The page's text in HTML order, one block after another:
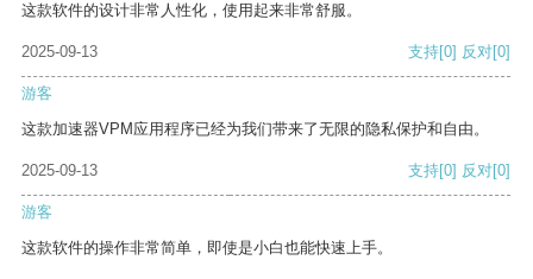
这款软件的设计非常人性化，使用起来非常舒服。
2025-09-13 支持[0] 反对[0]
游客
这款加速器VPM应用程序已经为我们带来了无限的隐私保护和自由。
2025-09-13 支持[0] 反对[0]
游客
这款软件的操作非常简单，即使是小白也能快速上手。